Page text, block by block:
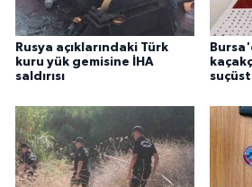
Rusya açıklarındaki Türk
kuru yük gemisine İHA
saldırısı